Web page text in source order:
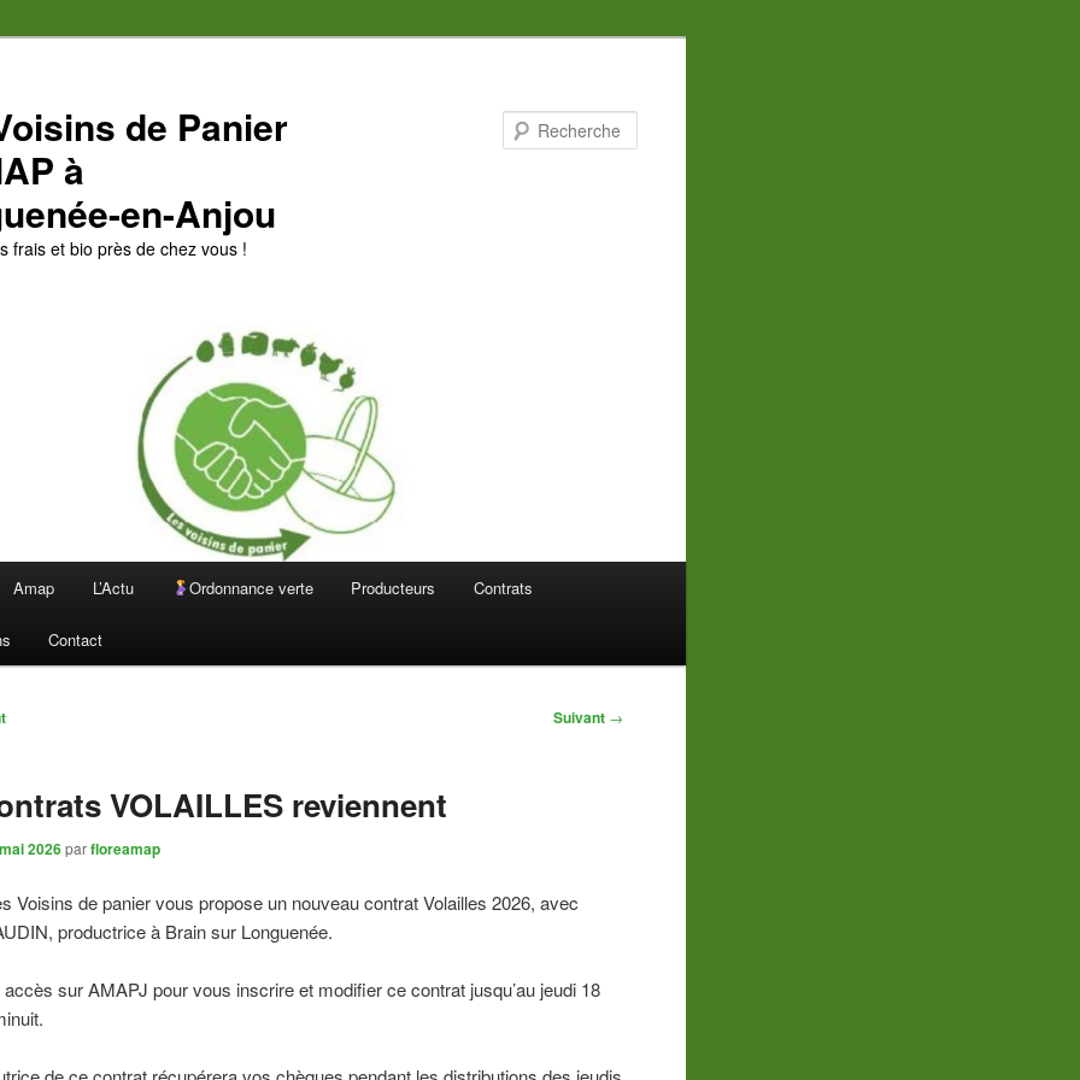
de Panier
à
en-Anjou
frais et bio près de chez vous !
Amap L’Actu Ordonnance verte Producteurs Contrats
Contact
Suivant →
VOLAILLES reviennent
2026 parfloreamap
Voisins de panier vous propose un nouveau contrat Volailles 2026, avec
productrice à Brain sur Longuenée.
sur AMAPJ pour vous inscrire et modifier ce contrat jusqu’au jeudi 18